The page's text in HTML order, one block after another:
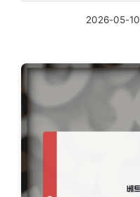
2026-05-10